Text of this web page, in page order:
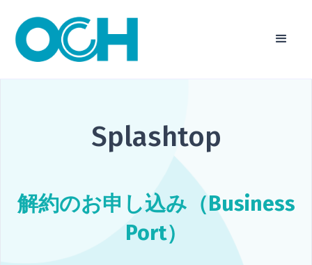
Splashtop
解約のお申し込み（Business
Port）